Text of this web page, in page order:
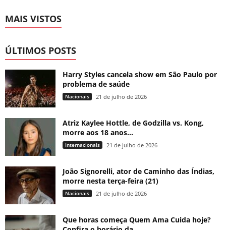
MAIS VISTOS
ÚLTIMOS POSTS
Harry Styles cancela show em São Paulo por
problema de saúde
Nacionais 21 de julho de 2026
Atriz Kaylee Hottle, de Godzilla vs. Kong,
morre aos 18 anos...
Internacionais 21 de julho de 2026
João Signorelli, ator de Caminho das Índias,
morre nesta terça-feira (21)
Nacionais 21 de julho de 2026
Que horas começa Quem Ama Cuida hoje?